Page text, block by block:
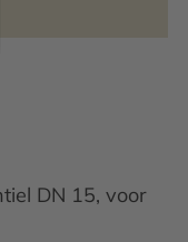
DN 15, voor